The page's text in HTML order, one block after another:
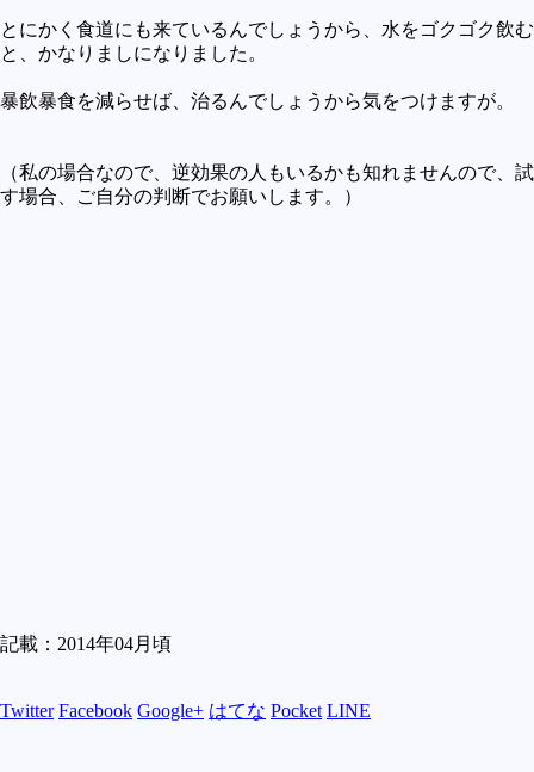
とにかく食道にも来ているんでしょうから、水をゴクゴク飲む
と、かなりましになりました。
暴飲暴食を減らせば、治るんでしょうから気をつけますが。
（私の場合なので、逆効果の人もいるかも知れませんので、試
す場合、ご自分の判断でお願いします。）
記載：2014年04月頃
Twitter Facebook Google+ はてな Pocket LINE